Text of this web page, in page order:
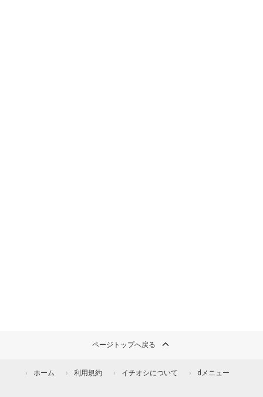
ページトップへ戻る
ホーム 利用規約 イチオシについて dメニュー